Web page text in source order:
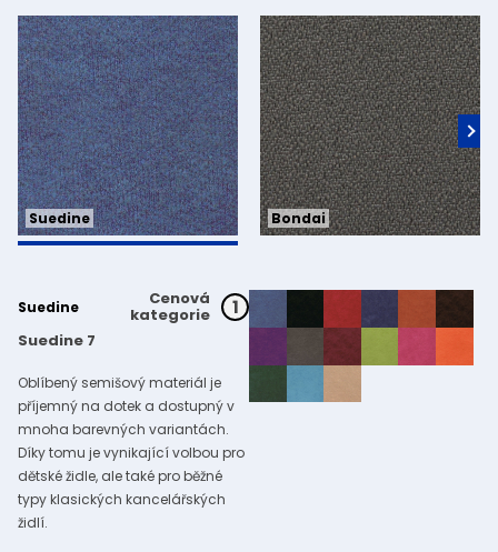
Suedine Bondai
Suedine Cenová
kategorie 1
Suedine 7
Oblíbený semišový materiál je
příjemný na dotek a dostupný v
mnoha barevných variantách.
Díky tomu je vynikající volbou pro
dětské židle, ale také pro běžné
typy klasických kancelářských
židlí.